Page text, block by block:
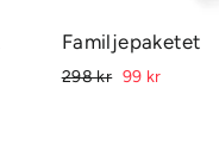
Familjepaketet
Ordinarie
298 kr Rabatterat
99 kr